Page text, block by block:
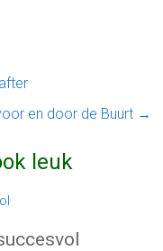
en door de Buurt →
leuk